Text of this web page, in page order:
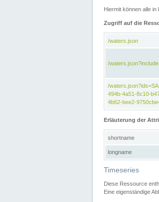
Hiermit können alle
Zugriff auf die
/waters.json
/
/
494b-4a51-8c10-
4b62-bee2-
Erläuterung der
shortname
longname
Timeseries
Diese Ressource
Eine eigenständige